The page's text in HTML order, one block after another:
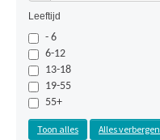
Leeftijd
- 6
6-12
13-18
19-55
55+
Toon alles Alles verbergen